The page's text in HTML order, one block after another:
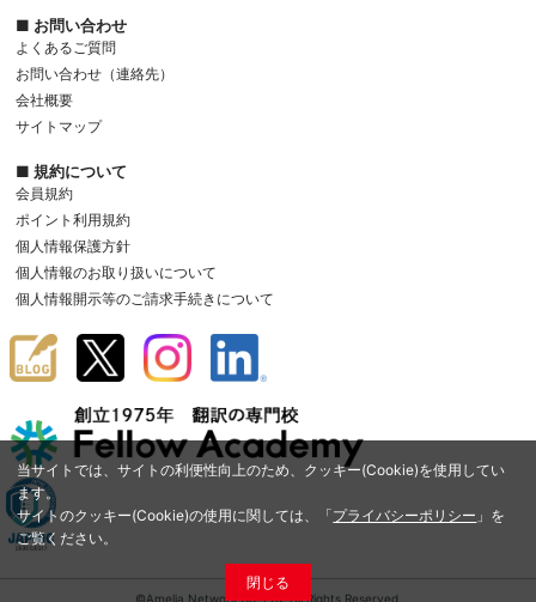
当サイトでは、サイトの利便性向上のため、クッキー(Cookie)を使用してい
ます。
サイトのクッキー(Cookie)の使用に関しては、「プライバシーポリシー 」を
ご覧ください。
閉じる
■ お問い合わせ
よくあるご質問
お問い合わせ（連絡先）
会社概要
サイトマップ
■ 規約について
会員規約
ポイント利用規約
個人情報保護方針
個人情報のお取り扱いについて
個人情報開示等のご請求手続きについて
©Amelia Network Co.,Ltd. All Rights Reserved.